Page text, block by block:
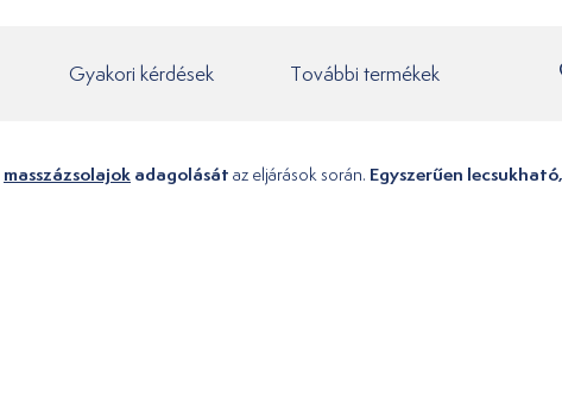
Gyakori kérdések További termékek
masszázsolajokadagolását az eljárások során. Egyszerűen